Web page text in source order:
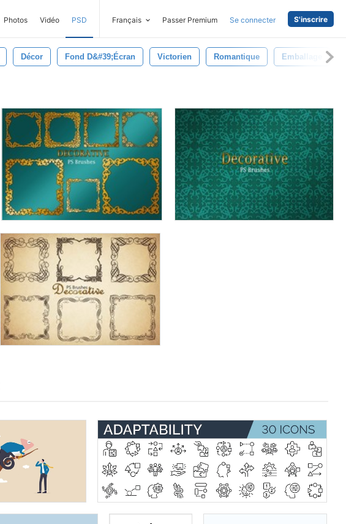
Photos Vidéo PSD Français Passer Premium Se connecter S'inscrire
Décor Fond D&#39;écran Victorien Romantique Emballage